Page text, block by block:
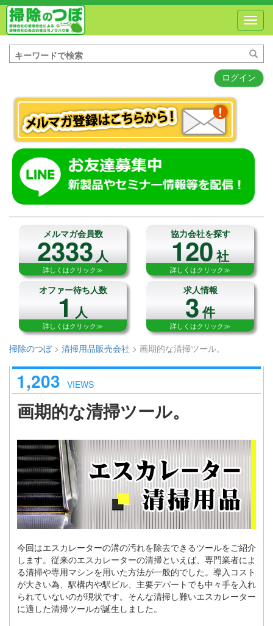
ログイン
メルマガ会員数
2333人
詳しくはクリック≫
協力会社を探す
120社
詳しくはクリック≫
オファー待ち人数
1人
詳しくはクリック≫
求人情報
3件
詳しくはクリック≫
掃除のつぼ> 清掃用品販売会社 > 画期的な清掃ツール。
1,203 VIEWS
画期的な清掃ツール。
今回はエスカレーターの溝の汚れを除去できるツールをご紹介
します。従来のエスカレーターの清掃といえば、専門業者によ
る清掃や専用マシンを用いた方法が一般的でした。導入コスト
が大きい為、駅構内や駅ビル、主要デパートでも中々手を入れ
られていないのが現状です。そんな清掃し難いエスカレーター
に適した清掃ツールが誕生しました。